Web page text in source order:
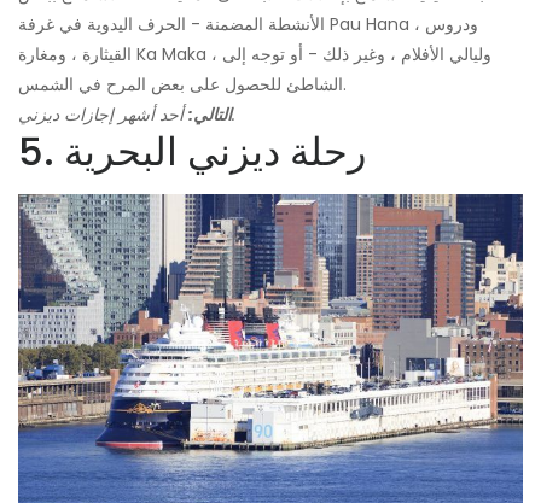
الأنشطة المضمنة - الحرف اليدوية في غرفة Pau Hana ، ودروس
القيثارة ، ومغارة Ka Maka ، وليالي الأفلام ، وغير ذلك - أو توجه إلى
الشاطئ للحصول على بعض المرح في الشمس.
التالي:أحد أشهر إجازات ديزني.
5. رحلة ديزني البحرية